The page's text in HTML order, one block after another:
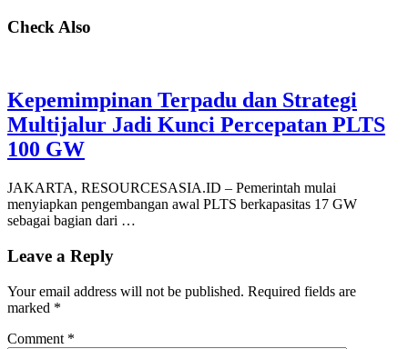
Check Also
Kepemimpinan Terpadu dan Strategi
Multijalur Jadi Kunci Percepatan PLTS
100 GW
JAKARTA, RESOURCESASIA.ID – Pemerintah mulai
menyiapkan pengembangan awal PLTS berkapasitas 17 GW
sebagai bagian dari …
Leave a Reply
Your email address will not be published. Required fields are
marked *
Comment *